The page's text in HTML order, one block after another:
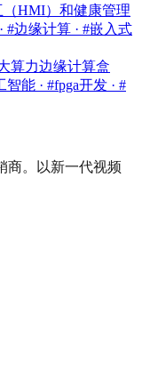
HMI）和健康管理
#边缘计算 · #嵌入式
算力边缘计算盒
智能 · #fpga开发 · #
商。以新一代视频